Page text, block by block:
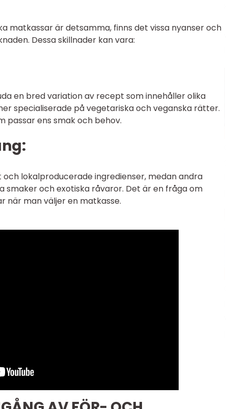
matkassar är detsamma, finns det vissa nyanser och
Dessa skillnader kan vara:
en bred variation av recept som innehåller olika
specialiserade på vegetariska och veganska rätter.
passar ens smak och behov.
lokalproducerade ingredienser, medan andra
och exotiska råvaror. Det är en fråga om
när man väljer en matkasse.